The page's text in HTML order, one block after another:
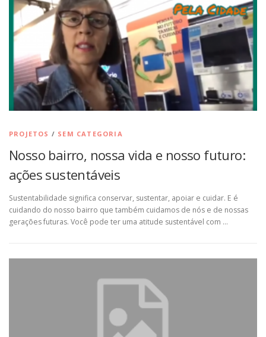
PROJETOS / SEM CATEGORIA
Nosso bairro, nossa vida e nosso futuro:
ações sustentáveis
Sustentabilidade significa conservar, sustentar, apoiar e cuidar. E é
cuidando do nosso bairro que também cuidamos de nós e de nossas
gerações futuras. Você pode ter uma atitude sustentável com …